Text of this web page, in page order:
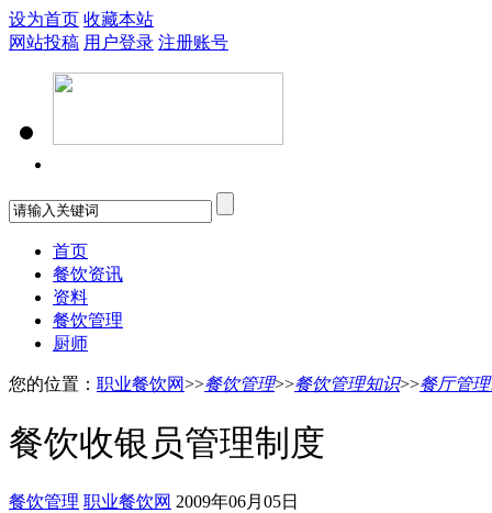
设为首页 收藏本站
网站投稿 用户登录 注册账号
首页
餐饮资讯
资料
餐饮管理
厨师
您的位置： 职业餐饮网>>餐饮管理>>餐饮管理知识>>餐厅管
餐饮收银员管理制度
餐饮管理 职业餐饮网 2009年06月05日